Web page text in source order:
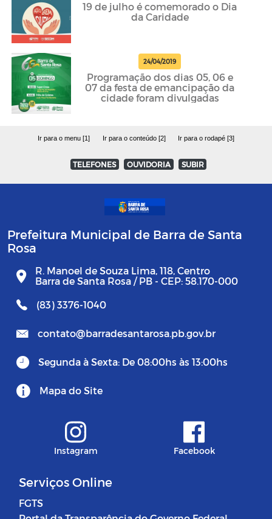
19 de julho é comemorado o Dia
da Caridade
24/04/2019
Programação dos dias 05, 06 e
07 da festa de emancipação da
cidade foram divulgadas
Ir para o menu [1] Ir para o conteúdo [2] Ir para o rodapé [3]
TELEFONES OUVIDORIA SUBIR
Prefeitura Municipal de Barra de Santa
Rosa
R. Manoel de Souza Lima, 118, Centro
Barra de Santa Rosa / PB - CEP: 58.170-000
(83) 3376-1040
contato@barradesantarosa.pb.gov.br
Segunda à Sexta: De 08:00hs às 13:00hs
Mapa do Site
Instagram Facebook
Serviços Online
FGTS